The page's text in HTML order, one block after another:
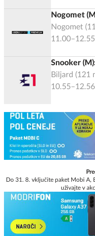
Nogomet
liga 2025/
Nogomet (
11.00–12.55
Snooker
Biljard (121
10.55–12.56
Do 31. 8. vključite paket Mobi A,
uživajte v